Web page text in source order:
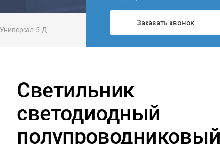
Универсал-5-Д
Заказать звонок
Светильник
светодиодный
полупроводниковый